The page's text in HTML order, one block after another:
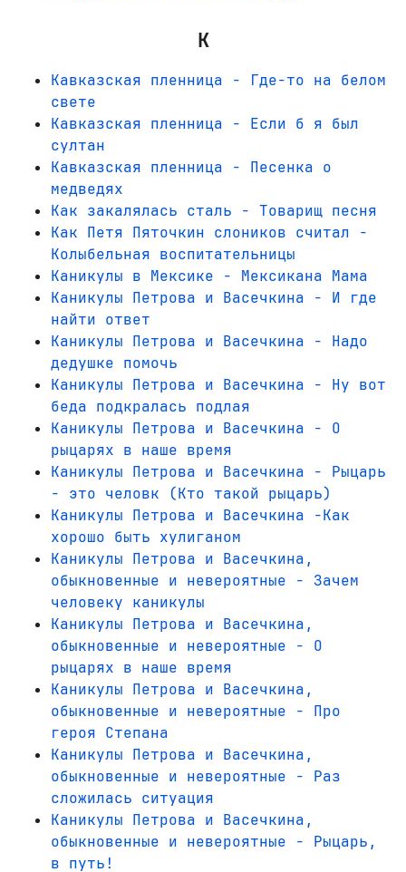
К
Кавказская пленница - Где-то на белом
свете
Кавказская пленница - Если б я был
султан
Кавказская пленница - Песенка о
медведях
Как закалялась сталь - Товарищ песня
Как Петя Пяточкин слоников считал -
Колыбельная воспитательницы
Каникулы в Мексике - Мексикана Мама
Каникулы Петрова и Васечкина - И где
найти ответ
Каникулы Петрова и Васечкина - Надо
дедушке помочь
Каникулы Петрова и Васечкина - Ну вот
беда подкралась подлая
Каникулы Петрова и Васечкина - О
рыцарях в наше время
Каникулы Петрова и Васечкина - Рыцарь
- это человк (Кто такой рыцарь)
Каникулы Петрова и Васечкина -Как
хорошо быть хулиганом
Каникулы Петрова и Васечкина,
обыкновенные и невероятные - Зачем
человеку каникулы
Каникулы Петрова и Васечкина,
обыкновенные и невероятные - О
рыцарях в наше время
Каникулы Петрова и Васечкина,
обыкновенные и невероятные - Про
героя Степана
Каникулы Петрова и Васечкина,
обыкновенные и невероятные - Раз
сложилась ситуация
Каникулы Петрова и Васечкина,
обыкновенные и невероятные - Рыцарь,
в путь!